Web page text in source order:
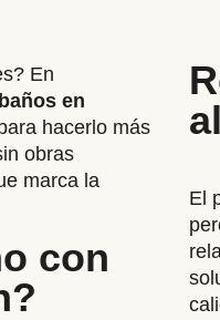
En
en
hacerlo más
obras
marca la
con
El